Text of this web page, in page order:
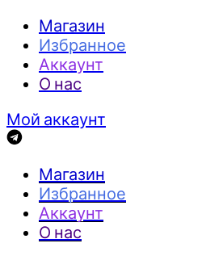
Магазин
Избранное
Аккаунт
О нас
Мой аккаунт
Магазин
Избранное
Аккаунт
О нас